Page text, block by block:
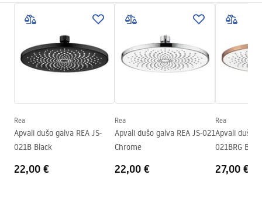
Montavimo būdas
Prisukamas
Plotis
300
Aukštis
2mm
Gylis
300mm
Pielęgnacja.pdf
Garantijos sąlygos
Rea
Apvali dušo galva REA JS-
021B Black
22,00 €
Rea
Apvali dušo galva REA JS-021
Chrome
22,00 €
Rea
Apvali dušo
021BRG
27,00 €